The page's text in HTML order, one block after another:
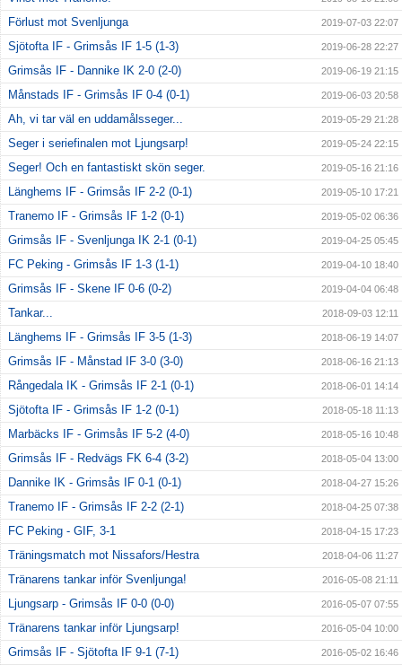
Förlust mot Svenljunga 2019-07-03 22:07
Sjötofta IF - Grimsås IF 1-5 (1-3) 2019-06-28 22:27
Grimsås IF - Dannike IK 2-0 (2-0) 2019-06-19 21:15
Månstads IF - Grimsås IF 0-4 (0-1) 2019-06-03 20:58
Ah, vi tar väl en uddamålsseger... 2019-05-29 21:28
Seger i seriefinalen mot Ljungsarp! 2019-05-24 22:15
Seger! Och en fantastiskt skön seger. 2019-05-16 21:16
Länghems IF - Grimsås IF 2-2 (0-1) 2019-05-10 17:21
Tranemo IF - Grimsås IF 1-2 (0-1) 2019-05-02 06:36
Grimsås IF - Svenljunga IK 2-1 (0-1) 2019-04-25 05:45
FC Peking - Grimsås IF 1-3 (1-1) 2019-04-10 18:40
Grimsås IF - Skene IF 0-6 (0-2) 2019-04-04 06:48
Tankar... 2018-09-03 12:11
Länghems IF - Grimsås IF 3-5 (1-3) 2018-06-19 14:07
Grimsås IF - Månstad IF 3-0 (3-0) 2018-06-16 21:13
Rångedala IK - Grimsås IF 2-1 (0-1) 2018-06-01 14:14
Sjötofta IF - Grimsås IF 1-2 (0-1) 2018-05-18 11:13
Marbäcks IF - Grimsås IF 5-2 (4-0) 2018-05-16 10:48
Grimsås IF - Redvägs FK 6-4 (3-2) 2018-05-04 13:00
Dannike IK - Grimsås IF 0-1 (0-1) 2018-04-27 15:26
Tranemo IF - Grimsås IF 2-2 (2-1) 2018-04-25 07:38
FC Peking - GIF, 3-1 2018-04-15 17:23
Träningsmatch mot Nissafors/Hestra 2018-04-06 11:27
Tränarens tankar inför Svenljunga! 2016-05-08 21:11
Ljungsarp - Grimsås IF 0-0 (0-0) 2016-05-07 07:55
Tränarens tankar inför Ljungsarp! 2016-05-04 10:00
Grimsås IF - Sjötofta IF 9-1 (7-1) 2016-05-02 16:46